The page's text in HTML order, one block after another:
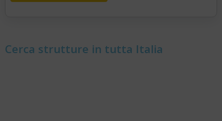
Cerca strutture in tutta Italia